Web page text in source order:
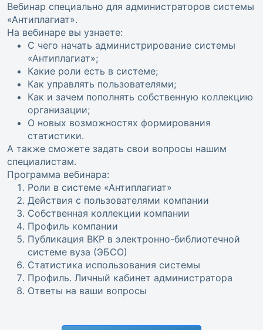
Вебинар специально для администраторов системы
«Антиплагиат».
На вебинаре вы узнаете:
С чего начать администрирование системы
«Антиплагиат»;
Какие роли есть в системе;
Как управлять пользователями;
Как и зачем пополнять собственную коллекцию
организации;
О новых возможностях формирования
статистики.
А также сможете задать свои вопросы нашим
специалистам.
Программа вебинара:
Роли в системе «Антиплагиат»
Действия с пользователями компании
Собственная коллекции компании
Профиль компании
Публикация ВКР в электронно-библиотечной
системе вуза (ЭБСО)
Статистика использования системы
Профиль. Личный кабинет администратора
Ответы на ваши вопросы